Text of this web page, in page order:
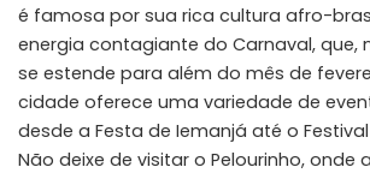
é famosa por sua rica cultura afro-
energia contagiante do Carnaval, que,
se estende para além do mês de
cidade oferece uma variedade de
desde a Festa de Iemanjá até o
Não deixe de visitar o Pelourinho, onde